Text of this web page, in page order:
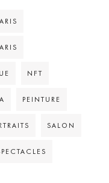
NFT
PEINTURE
SALON